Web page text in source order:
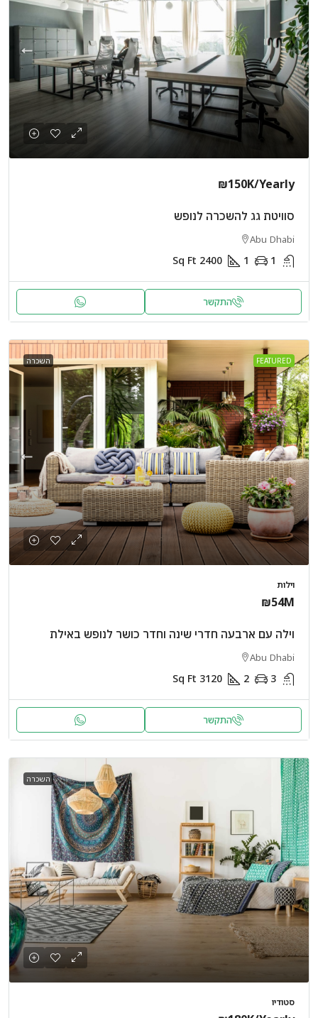
₪150K/Yearly
סוויטת גג להשכרה לנופש
Abu Dhabi
1
1
2400
Sq Ft
התקשר
FEATURED השכרה
וילות
₪54M
וילה עם ארבעה חדרי שינה וחדר כושר לנופש באילת
Abu Dhabi
3
2
3120
Sq Ft
התקשר
השכרה
סטודיו